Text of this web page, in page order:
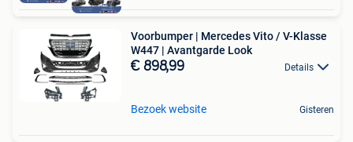
Voorbumper | Mercedes Vito / V-Klasse
W447 | Avantgarde Look
€ 898,99 Details
Bezoek website Gisteren